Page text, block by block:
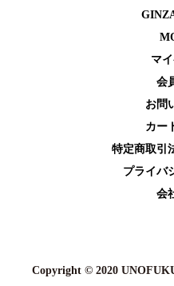
マ
会
お問
カー
特定商取引
プライバ
会
Copyright © 2020